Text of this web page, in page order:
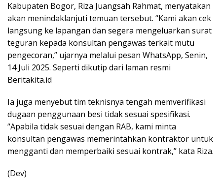
Kabupaten Bogor, Riza Juangsah Rahmat, menyatakan
akan menindaklanjuti temuan tersebut. “Kami akan cek
langsung ke lapangan dan segera mengeluarkan surat
teguran kepada konsultan pengawas terkait mutu
pengecoran,” ujarnya melalui pesan WhatsApp, Senin,
14 Juli 2025. Seperti dikutip dari laman resmi
Beritakita.id
Ia juga menyebut tim teknisnya tengah memverifikasi
dugaan penggunaan besi tidak sesuai spesifikasi.
“Apabila tidak sesuai dengan RAB, kami minta
konsultan pengawas memerintahkan kontraktor untuk
mengganti dan memperbaiki sesuai kontrak,” kata Riza.
(Dev)